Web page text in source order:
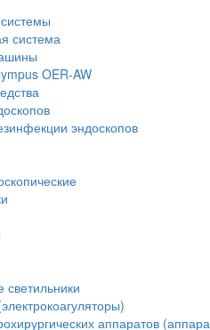
система
OER-AW
эндоскопов
аппаратов